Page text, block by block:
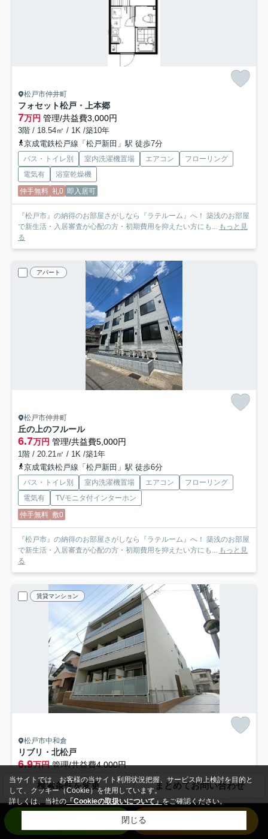
松戸市仲井町
フォセット松戸・上本郷
7万円 管理/共益費3,000円
3階 / 18.54㎡ / 1K /築10年
京成電鉄松戸線「松戸新田」駅 徒歩7分
バス・トイレ別 室内洗濯機置場 エアコン
フローリング
電気有
浴室乾燥機
仲手無料 礼0 即入居可
『松戸市』の納得のお部屋さがしなら『ラテルーム』へ！ 築浅のお部屋
で新生活・入居審査が心配の方・初期費用を抑えたい方にも... もっと見
る
アパート
松戸市仲井町
丘の上のフルール
6.7万円 管理/共益費5,000円
1階 / 20.21㎡ / 1K /築1年
京成電鉄松戸線「松戸新田」駅 徒歩6分
バス・トイレ別 室内洗濯機置場 エアコン
フローリング
電気有
TVモニタ付インターホン
仲手無料 敷0
『松戸市』の納得のお部屋さがしなら『ラテルーム』へ！ 築浅のお部屋
で新生活・入居審査が心配の方・初期費用を抑えたい方にも...
もっと見
る
賃貸マンション
松戸市中和倉
リブリ・北松戸
6.9万円管理/共益費4,000円
3階 / 27.32㎡ / 1K /築7年
京成電鉄松戸線「松戸新田」駅 徒歩30分
バス・トイレ別 室内洗濯機置場 エアコン
バルコニー
検索条件を変更 まとめてお問い合わせ
当サイトでは、お客様の当サイト利用状況把握、サービス向上検討を目的と
して、クッキー（Cookie）を使用しています。
詳しくは、当社の「Cookieの取扱いについて」をご確認ください。
閉じる